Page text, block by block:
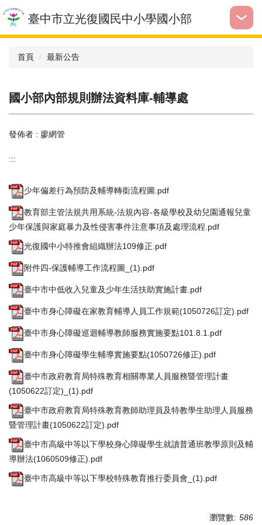
跳
到
主
臺中市立光復國民中小學國小部
首頁 最新公告
國小部內部規則辦法資料庫-輔導處
發佈者 : 廖網管
:::
少年偏差行為預防及輔導轉銜流程圖.pdf
教育部主管法規共用系統-法規內容-各級學校及幼兒園通報兒童
少年保護與家庭暴力及性侵害事件注意事項及處理流程.pdf
光復國中小特推會組織辦法109修正.pdf
附件四-保護輔導工作流程圖_(1).pdf
臺中市中低收入兒童及少年生活扶助實施計畫.pdf
臺中市身心障礙在家教育輔導人員工作規範(1050726訂定).pdf
臺中市身心障礙巡迴輔導教師服務實施要點101.8.1.pdf
臺中市身心障礙學生輔導實施要點(1050726修正).pdf
臺中市政府教育局特殊教育相關專業人員服務暨管理計畫
(1050622訂定)_(1).pdf
臺中市政府教育局特殊教育教師助理員及特教學生助理人員服務
暨管理計畫(1050622訂定).pdf
臺中市高級中等以下學校身心障礙學生就讀普通班教學原則及輔
導辦法(1060509修正).pdf
臺中市高級中等以下學校特殊教育推行委員會_(1).pdf
瀏覽數: 586